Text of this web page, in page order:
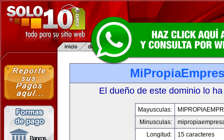
El dueño de este dominio lo
Mayusculas:
Minusculas:
Longitud:
15 caracteres